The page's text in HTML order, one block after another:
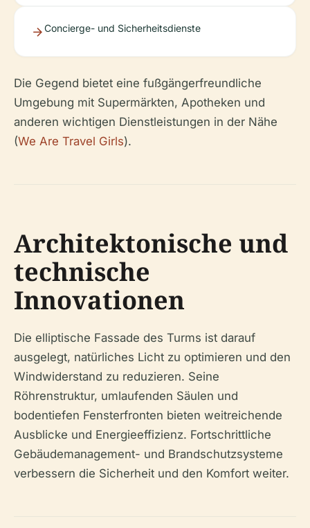
Concierge- und Sicherheitsdienste
Die Gegend bietet eine fußgängerfreundliche
Umgebung mit Supermärkten, Apotheken und
anderen wichtigen Dienstleistungen in der Nähe
(We Are Travel Girls).
Architektonische und
technische
Innovationen
Die elliptische Fassade des Turms ist darauf
ausgelegt, natürliches Licht zu optimieren und den
Windwiderstand zu reduzieren. Seine
Röhrenstruktur, umlaufenden Säulen und
bodentiefen Fensterfronten bieten weitreichende
Ausblicke und Energieeffizienz. Fortschrittliche
Gebäudemanagement- und Brandschutzsysteme
verbessern die Sicherheit und den Komfort weiter.